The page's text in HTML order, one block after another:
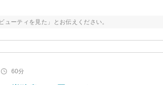
ーティを見た」とお伝えください。
60分